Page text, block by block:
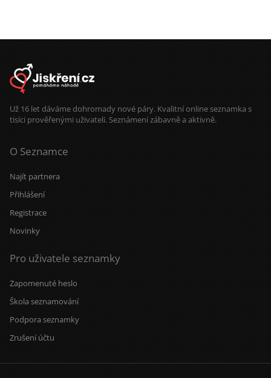
Už 16 let dáváme dohromady nové páry. Kvalitní online seznamka s
tisíci prověřenými uživateli. Seznámení zábavně a aktivně.
O Seznamce
Najít partnera
Přihlášení
Registrace
Novinky
Pro uživatele seznamky
Zapomenuté heslo
Škola seznamování
Podpora seznamky
Zrušení účtu